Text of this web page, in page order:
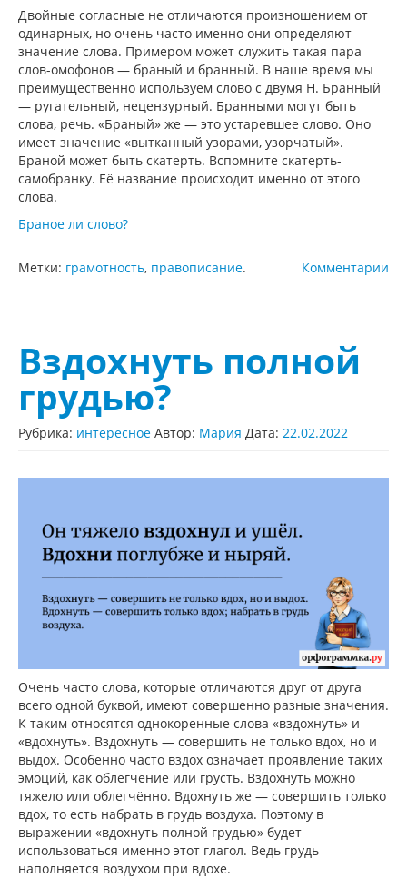
Двойные согласные не отличаются произношением от
одинарных, но очень часто именно они определяют
значение слова. Примером может служить такая пара
слов-омофонов — браный и бранный. В наше время мы
преимущественно используем слово с двумя Н. Бранный
— ругательный, нецензурный. Бранными могут быть
слова, речь. «Браный» же — это устаревшее слово. Оно
имеет значение «вытканный узорами, узорчатый».
Браной может быть скатерть. Вспомните скатерть-
самобранку. Её название происходит именно от этого
слова.
Браное ли слово?
Комментарии
Метки: грамотность, правописание.
Вздохнуть полной
грудью?
Рубрика: интересное Автор: Мария Дата: 22.02.2022
Очень часто слова, которые отличаются друг от друга
всего одной буквой, имеют совершенно разные значения.
К таким относятся однокоренные слова «вздохнуть» и
«вдохнуть». Вздохнуть — совершить не только вдох, но и
выдох. Особенно часто вздох означает проявление таких
эмоций, как облегчение или грусть. Вздохнуть можно
тяжело или облегчённо. Вдохнуть же — совершить только
вдох, то есть набрать в грудь воздуха. Поэтому в
выражении «вдохнуть полной грудью» будет
использоваться именно этот глагол. Ведь грудь
наполняется воздухом при вдохе.